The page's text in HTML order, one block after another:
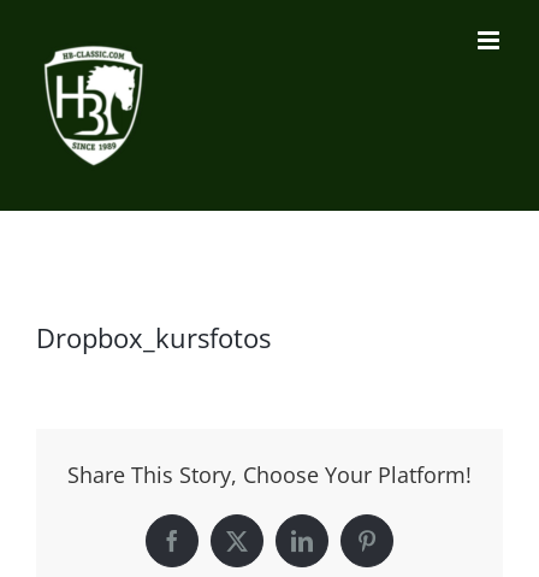
Inhalt
springen
Dropbox_kursfotos
Share This Story, Choose Your Platform!
Facebook
X LinkedInPinterest